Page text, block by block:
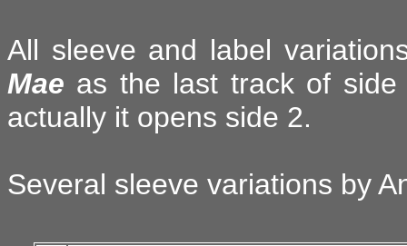
All sleeve and label
Mae as the last track of
actually it opens side 2.
Several sleeve variations by